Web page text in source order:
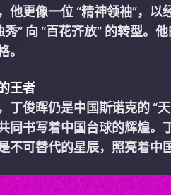
他更像一位 “精神领袖”，
秀” 向 “百花齐放” 的转型。
。
王者
丁俊晖仍是中国斯诺克的 “
同书写着中国台球的辉煌
不可替代的星辰，照亮着中